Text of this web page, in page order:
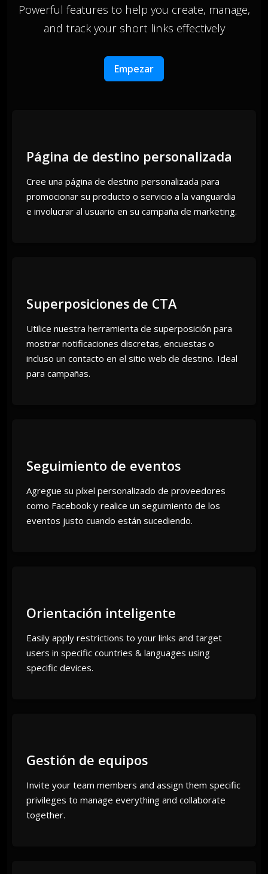
Powerful features to help you create, manage,
and track your short links effectively
Empezar
Página de destino personalizada
Cree una página de destino personalizada para
promocionar su producto o servicio a la vanguardia
e involucrar al usuario en su campaña de marketing.
Superposiciones de CTA
Utilice nuestra herramienta de superposición para
mostrar notificaciones discretas, encuestas o
incluso un contacto en el sitio web de destino. Ideal
para campañas.
Seguimiento de eventos
Agregue su píxel personalizado de proveedores
como Facebook y realice un seguimiento de los
eventos justo cuando están sucediendo.
Orientación inteligente
Easily apply restrictions to your links and target
users in specific countries & languages using
specific devices.
Gestión de equipos
Invite your team members and assign them specific
privileges to manage everything and collaborate
together.